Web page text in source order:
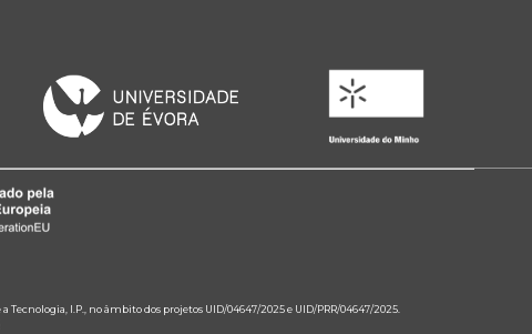
I.P., no âmbito dos projetos UID/04647/2025 e UID/PRR/04647/2025.